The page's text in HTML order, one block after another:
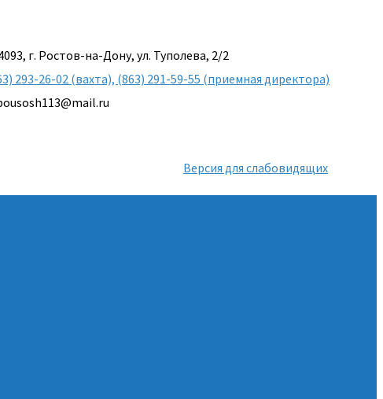
г. Ростов-на-Дону, ул. Туполева, 2/2
293-26-02 (вахта), (863) 291-59-55 (приемная директора)
Версия для слабовидящих